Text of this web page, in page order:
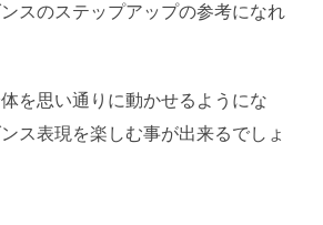
スのステップアップの参考になれ
を思い通りに動かせるようにな
ス表現を楽しむ事が出来るでしょ